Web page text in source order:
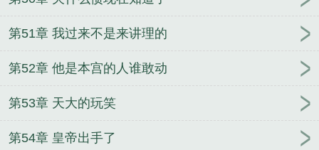
第51章 我过来不是来讲理的
第52章 他是本宫的人谁敢动
第53章 天大的玩笑
第54章 皇帝出手了